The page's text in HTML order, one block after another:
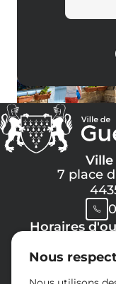
Nous
Ville
7 place
Horaires
Lundi,